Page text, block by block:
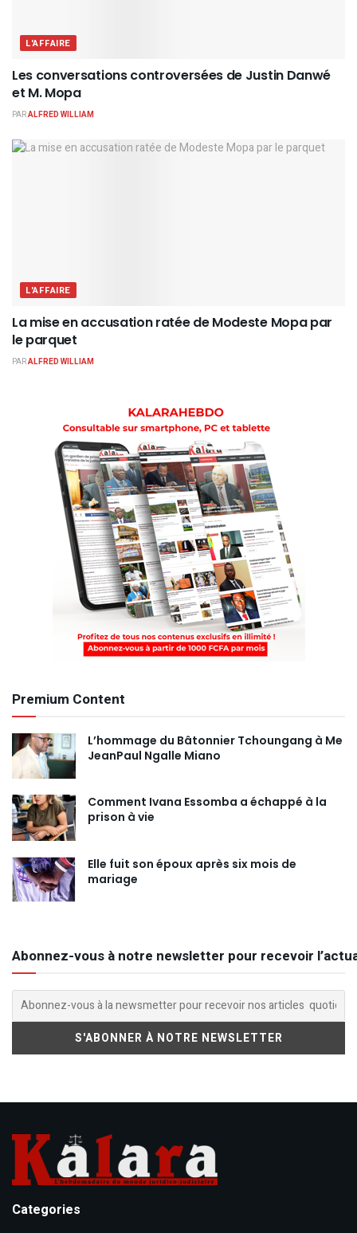
L'AFFAIRE
Les conversations controversées de Justin Danwé
et M. Mopa
PARALFRED WILLIAM
L'AFFAIRE
La mise en accusation ratée de Modeste Mopa par
le parquet
PARALFRED WILLIAM
Premium Content
L’hommage du Bâtonnier Tchoungang à Me
JeanPaul Ngalle Miano
Comment Ivana Essomba a échappé à la
prison à vie
Elle fuit son époux après six mois de
mariage
Abonnez-vous à notre newsletter pour recevoir
Categories